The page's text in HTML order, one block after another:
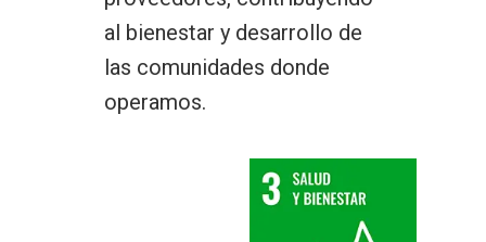
al bienestar y desarrollo de
las comunidades donde
operamos.